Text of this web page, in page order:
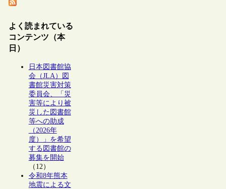
よく読まれている
コンテンツ（本
日）
日本図書館協
会（JLA）図
書館災害対策
委員会、「災
害等により被
災した図書館
等への助成
（2026年
度）」を希望
する図書館の
募集を開始
（12）
令和8年熊本
地震による文